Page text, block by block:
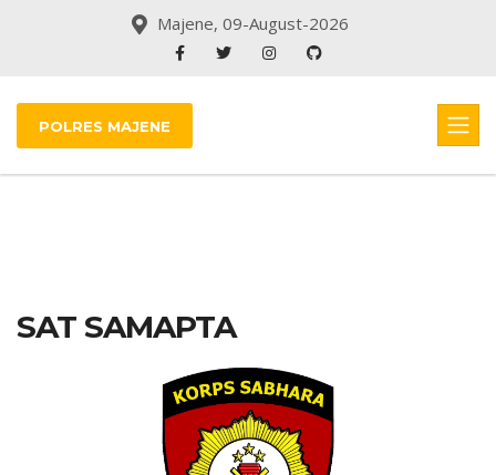
Majene, 09-August-2026
POLRES MAJENE
SAT SAMAPTA